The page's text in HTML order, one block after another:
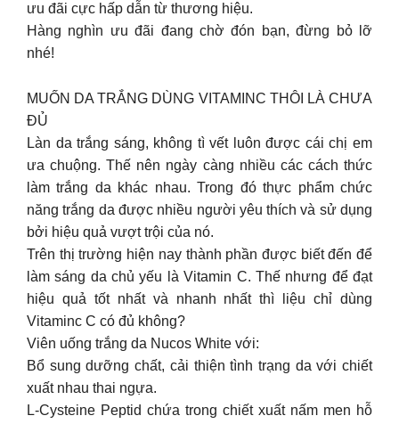
ưu đãi cực hấp dẫn từ thương hiệu.
Hàng nghìn ưu đãi đang chờ đón bạn, đừng bỏ lỡ
nhé!
MUỐN DA TRẮNG DÙNG VITAMINC THÔI LÀ CHƯA
ĐỦ
Làn da trắng sáng, không tì vết luôn được cái chị em
ưa chuộng. Thế nên ngày càng nhiều các cách thức
làm trắng da khác nhau. Trong đó thực phẩm chức
năng trắng da được nhiều người yêu thích và sử dụng
bởi hiệu quả vượt trội của nó.
Trên thị trường hiện nay thành phần được biết đến để
làm sáng da chủ yếu là Vitamin C. Thế nhưng để đạt
hiệu quả tốt nhất và nhanh nhất thì liệu chỉ dùng
Vitaminc C có đủ không?
Viên uống trắng da Nucos White với:
Bổ sung dưỡng chất, cải thiện tình trạng da với chiết
xuất nhau thai ngựa.
L-Cysteine Peptid chứa trong chiết xuất nấm men hỗ